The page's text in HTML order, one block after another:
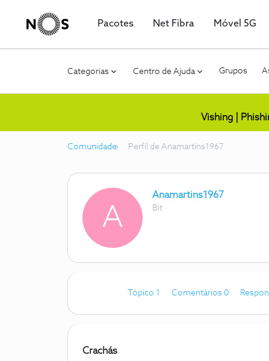
Pacotes Net Fibra Móvel 5G
Categorias Centro de Ajuda Grupos
Vishing |
Comunidade Perfil de Anamartins1967
A
Anamartins1967
Bit
Tópico 1 Comentários 0
Crachás